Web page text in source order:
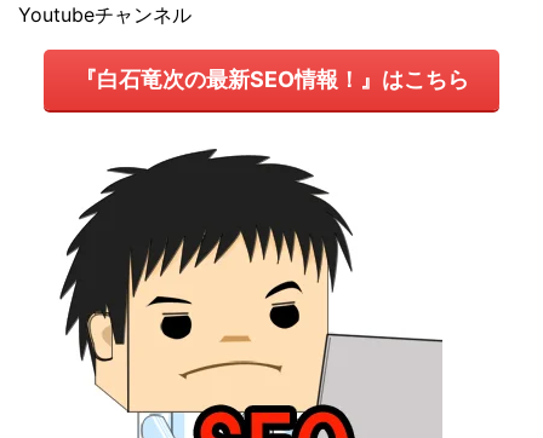
Youtubeチャンネル
『白石竜次の最新SEO情報！』はこちら